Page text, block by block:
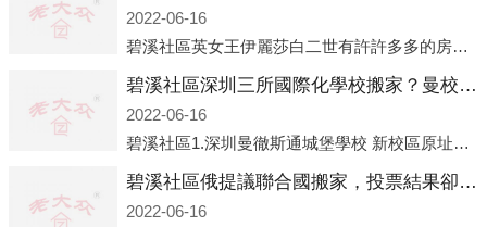
2022-06-16
碧溪社區英女王伊麗莎白二世有許許多多的房產，遍布英國各地。而作為英女王的親孫子、未來的英國國王，威廉王子自然也能享受到女王的房產。目前，威廉凱特以及三個孩子有兩個經常居住的地點，一處是位于倫敦的肯辛頓宮，一處
碧溪社區深圳三所國際化學校搬家？曼校、QSI、南山中英文搬走了
2022-06-16
碧溪社區1.深圳曼徹斯通城堡學校 新校區原址是蛇口國際據悉，此次曼徹斯通城堡學校搬遷到蛇口新校區的開辦與蛇口外籍人員子女學校（蛇口國際）有很大的關聯。2021年，太子灣實驗部就宣布在2022年正式并入蛇口外籍
碧溪社區俄提議聯合國搬家，投票結果卻以慘敗收場
2022-06-16